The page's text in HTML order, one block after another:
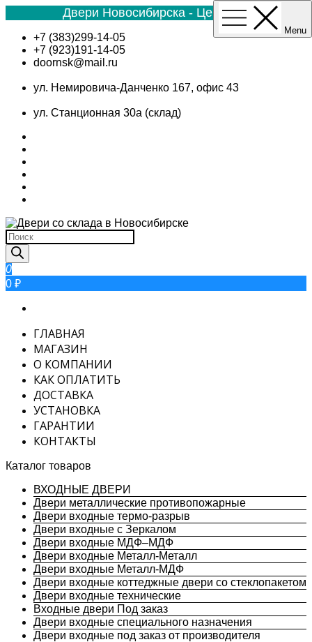
Двери Новосибирска - Цена №1
Skip
content
+7 (383)299-14-05
+7 (923)191-14-05
doornsk@mail.ru
ул. Немировича-Данченко 167, офис 43
ул. Станционная 30а (склад)
Поиск
товаров
0
0 ₽
Menu
ГЛАВНАЯ
МАГАЗИН
О КОМПАНИИ
КАК ОПЛАТИТЬ
ДОСТАВКА
УСТАНОВКА
ГАРАНТИИ
КОНТАКТЫ
Каталог товаров
ВХОДНЫЕ ДВЕРИ
Двери металлические противопожарные
Двери входные термо-разрыв
Двери входные с Зеркалом
Двери входные МДФ–МДФ
Двери входные Металл-Металл
Двери входные Металл-МДФ
Двери входные коттеджные двери со стеклопакетом
Двери входные технические
Входные двери Под заказ
Двери входные специального назначения
Двери входные под заказ от производителя